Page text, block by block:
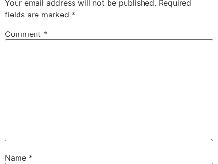
Your email address will not be published. Required
fields are marked *
Comment *
Name *